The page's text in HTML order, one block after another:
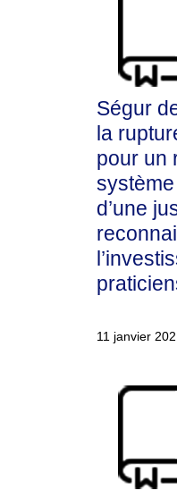
Ségur
la
pour un
d’une
11 janvier